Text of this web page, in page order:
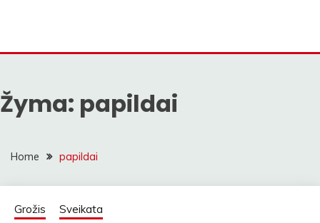
Žyma: papildai
Home papildai
Grožis Sveikata